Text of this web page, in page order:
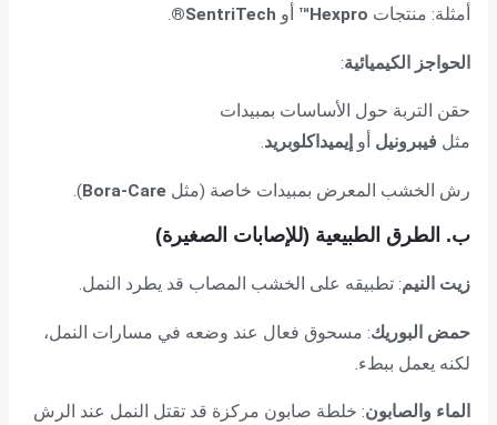
أمثلة: منتجات Hexpro™ أو SentriTech®
.
الحواجز الكيميائية:
حقن التربة حول الأساسات بمبيدات
مثل فيبرونيل أو إيميداكلوبريد.
رش الخشب المعرض بمبيدات خاصة (مثل Bora-Care
).
ب. الطرق الطبيعية (للإصابات الصغيرة)
زيت النيم: تطبيقه على الخشب المصاب قد يطرد النمل.
حمض البوريك: مسحوق فعال عند وضعه في مسارات النمل،
لكنه يعمل ببطء.
الماء والصابون: خلطة صابون مركزة قد تقتل النمل عند الرش